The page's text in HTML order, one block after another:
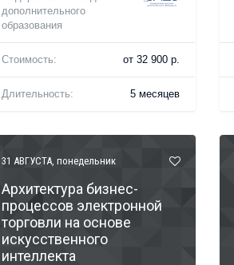
дополнительного
образования
Стоимость: от 32 900 р.
Длительность: 5 месяцев
31 АВГУСТА, понедельник
Архитектура бизнес-
процессов электронной
торговли на основе
искусственного
интеллекта